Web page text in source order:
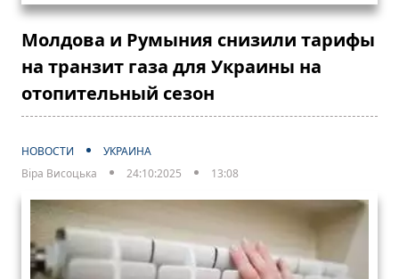
Молдова и Румыния снизили тарифы
на транзит газа для Украины на
отопительный сезон
НОВОСТИ
УКРАИНА
Віра Висоцька
24:10:2025 13:08